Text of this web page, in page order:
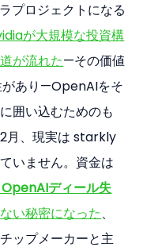
プロジェクトになる
が大規模な投資構
が流れた—その価値
があり—OpenAIをそ
囲い込むためのも
月、現実は starkly
いません。資金は
ディール失
い秘密になった、
ップメーカーと主